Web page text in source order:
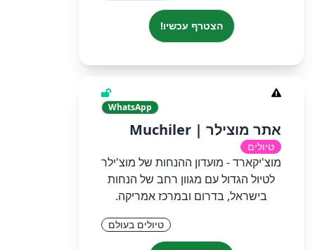
הצטרף עכשיו!
WhatsApp
אתר מוצילר | Muchiler
טיולים
מוצ'יקארד - מועדון ההנחות של מוצ'ילר
לטיול הגדול עם מגוון רחב של הנחות
בישראל, בדרום ובמרכז אמריקה.
טיולים בעולם